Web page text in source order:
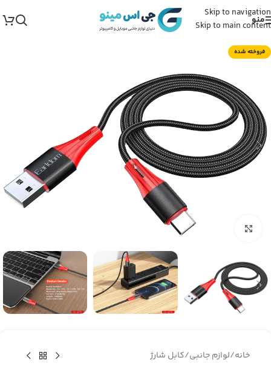
Skip to navigation
Skip to main content
منو
فروخته شده
برای بزرگنمایی کلیک کنید
خانه/لوازم جانبی/کابل شارژ